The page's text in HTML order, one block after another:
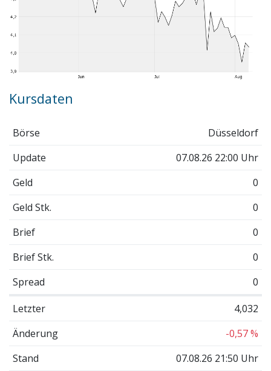
Kursdaten
Börse
Düsseldorf
Update
07.08.26 22:00 Uhr
Geld
0
Geld Stk.
0
Brief
0
Brief Stk.
0
Spread
0
Letzter
4,032
Änderung
-0,57 %
Stand
07.08.26 21:50 Uhr